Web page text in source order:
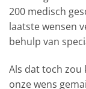
200 medisch
laatste wensen
behulp van
Als dat toch zou
onze wens